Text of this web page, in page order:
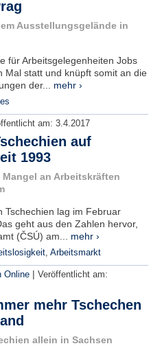
Ausstellungsgelände in
für Arbeitsgelegenheiten Jobs
Mal statt und knüpft somit an die
der... mehr ›
am: 3.4.2017
auf
1993
an Arbeitskräften
Tschechien lag im Februar
geht aus den Zahlen hervor,
(ČSÚ) am... mehr ›
, Arbeitsmarkt
Online | Veröffentlicht am:
mehr Tschechen
allein in Sachsen